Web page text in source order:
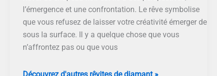
l’émergence et une confrontation. Le rêve symbolise
que vous refusez de laisser votre créativité émerger de
sous la surface. Il y a quelque chose que vous
n’affrontez pas ou que vous
Rêver